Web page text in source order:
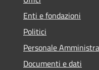
Enti e fondazioni
Politici
Personale
Documenti e dati